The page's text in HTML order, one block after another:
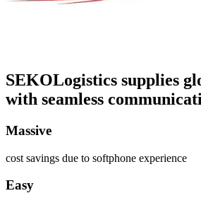
SEKOLogistics supplies
with seamless
Massive
cost savings due to softphone experience
Easy